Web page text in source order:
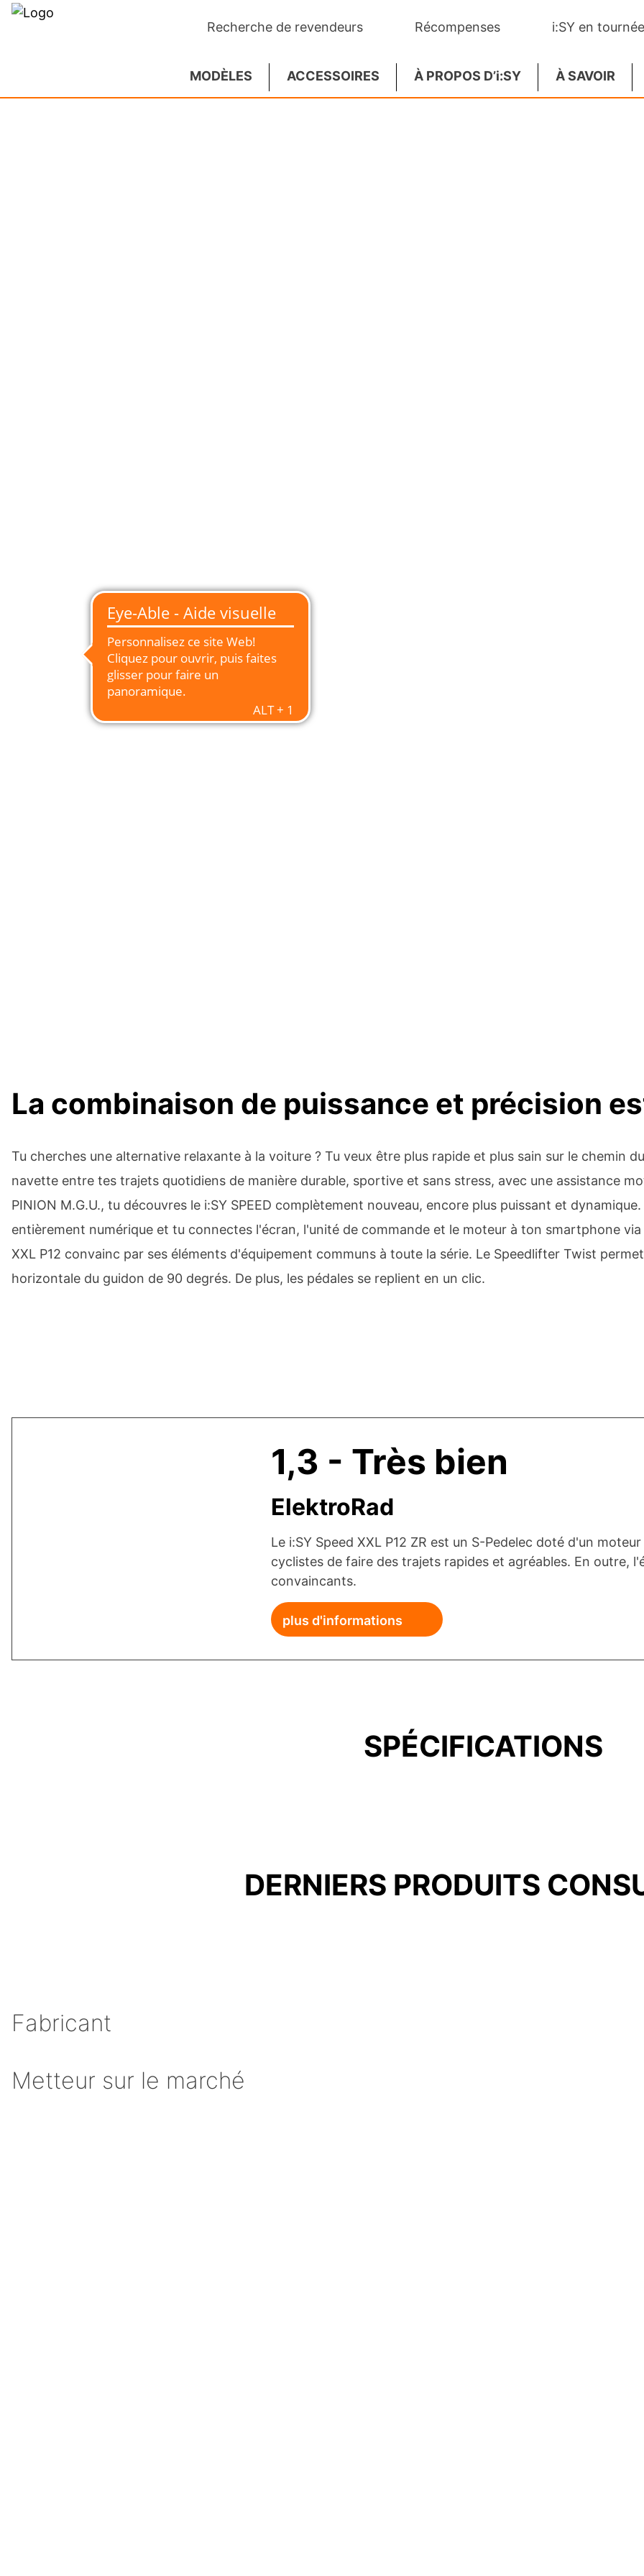
Recherche de revendeurs Récompenses i:SY en
MODÈLES ACCESSOIRES À PROPOS D’i:SY À SAVOIR
La combinaison de puissance et précision
Tu cherches une alternative relaxante à la voiture ? Tu veux être plus rapide et plus sain sur le chemin
navette entre tes trajets quotidiens de manière durable, sportive et sans stress, avec une assistance
PINION M.G.U., tu découvres le i:SY SPEED complètement nouveau, encore plus puissant et
entièrement numérique et tu connectes l'écran, l'unité de commande et le moteur à ton smartphone via
XXL P12 convainc par ses éléments d'équipement communs à toute la série. Le Speedlifter Twist
horizontale du guidon de 90 degrés. De plus, les pédales se replient en un clic.
1,3 - Très bien
ElektroRad
Le i:SY Speed XXL P12 ZR est un S-Pedelec doté d'un
cyclistes de faire des trajets rapides et agréables. En outre,
convaincants.
plus d'informations
SPÉCIFICATIONS
DERNIERS PRODUITS
Fabricant
Metteur sur le marché